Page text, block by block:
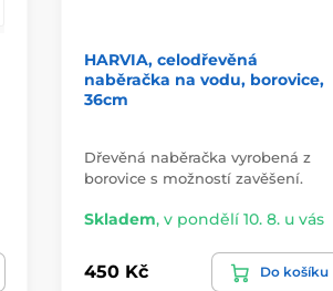
HARVIA, celodřevěná
naběračka na vodu, borovice,
36cm
Dřevěná naběračka vyrobená z
borovice s možností zavěšení.
Skladem, v pondělí 10. 8. u vás
450 Kč Do košíku